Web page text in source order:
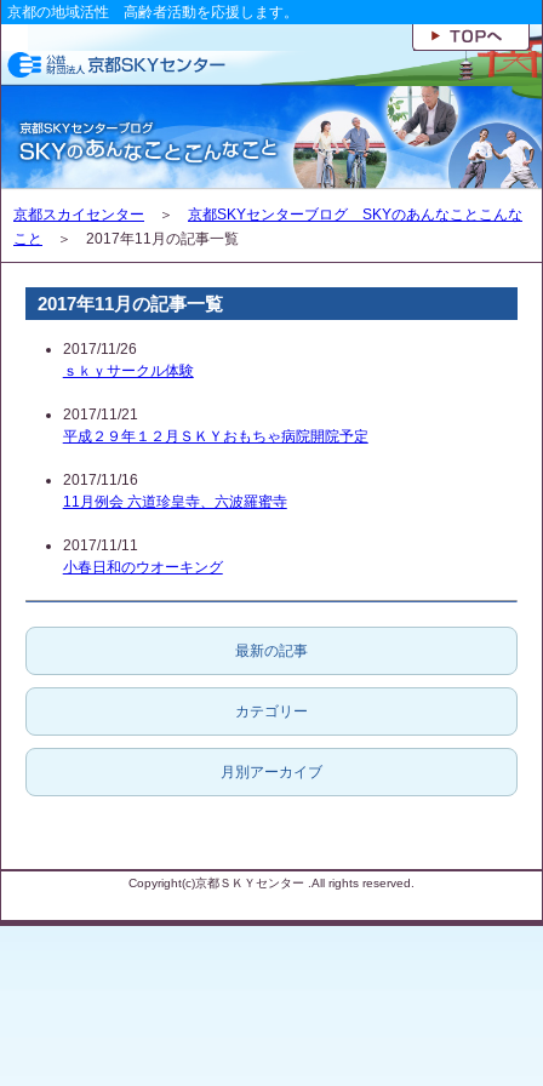
京都の地域活性 高齢者活動を応援します。
京都スカイセンター ＞ 京都SKYセンターブログ SKYのあんなことこんな
こと
＞ 2017年11月の記事一覧
2017年11月の記事一覧
2017/11/26
ｓｋｙサークル体験
2017/11/21
平成２９年１２月ＳＫＹおもちゃ病院開院予定
2017/11/16
11月例会 六道珍皇寺、六波羅蜜寺
2017/11/11
小春日和のウオーキング
最新の記事
カテゴリー
月別アーカイブ
Copyright(c)京都ＳＫＹセンター .All rights reserved.